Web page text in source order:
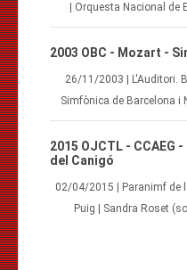
| Orquesta Nacional de
2003 OBC - Mozart -
26/11/2003 | L'Auditori.
Simfònica de Barcelona i
2015 OJCTL - CCAEG
del Canigó
02/04/2015 | Paranimf de
Puig | Sandra Roset